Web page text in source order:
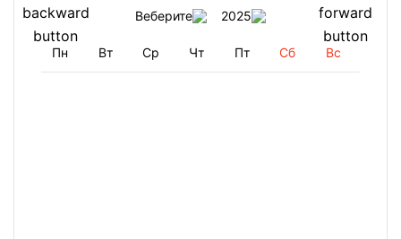
Веберите 2025
Пн Вт Ср Чт Пт Сб Вс